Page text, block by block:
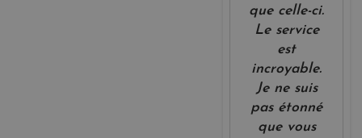
que celle-ci.
Le service
est
incroyable.
Je ne suis
pas étonné
que vous